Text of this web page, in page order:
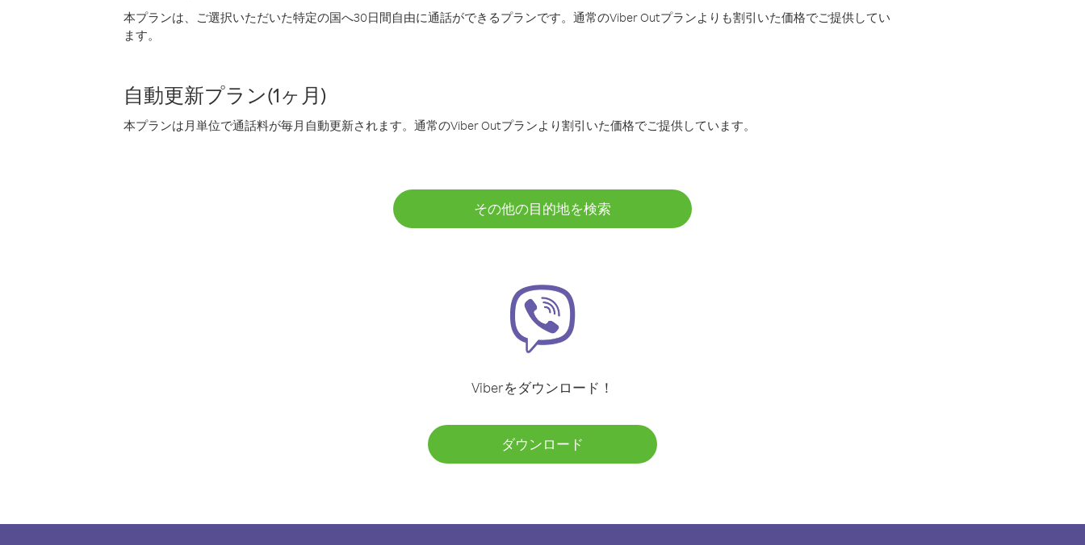
本プランは、ご選択いただいた特定の国へ30日間自由に通話ができるプランです。通常のViber Outプランよりも割引いた価格でご提供してい
ます。
自動更新プラン(1ヶ月)
本プランは月単位で通話料が毎月自動更新されます。通常のViber Outプランより割引いた価格でご提供しています。
その他の目的地を検索
Viberをダウンロード！
ダウンロード